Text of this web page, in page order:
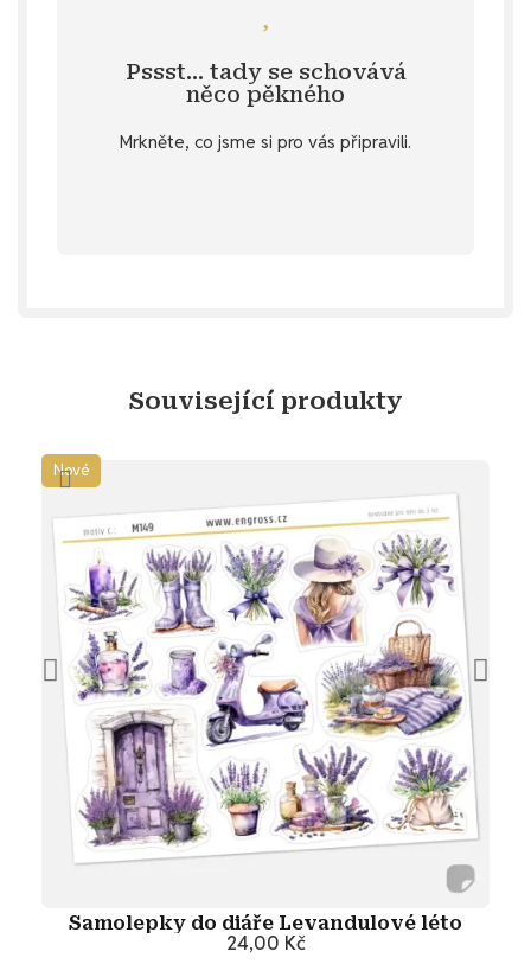
Pssst… tady se schovává
něco pěkného
Mrkněte, co jsme si pro vás připravili.
Specifikace. 💌 Můžete se také
pokochat jarními nálepkami, které ideálně
doplňují nálepky s květinovou tématikou.
Související produkty
Nové
Samolepky do diáře Levandulové léto
24,00 Kč
Přidat do košíku